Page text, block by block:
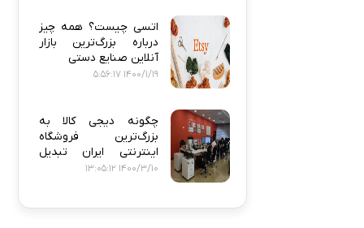
اتسی چیست؟ همه‌ چیز
درباره بزرگ‌ترین بازار
آنلاین صنایع دستی
1400/1/19 5:56:17
چگونه دیجی‌ کالا به
بزرگ‌ترین فروشگاه
اینترنتی ایران تبدیل
شد؟
1400/3/10 13:05:12